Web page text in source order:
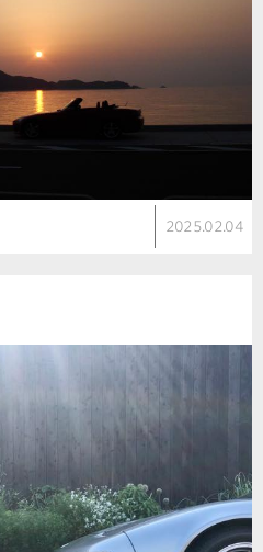
2025.02.04